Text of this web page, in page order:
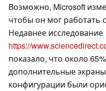
Возможно, Microsoft
чтобы он мог работать
Недавнее исследование
https://
показало, что около
дополнительные
конфигурации были